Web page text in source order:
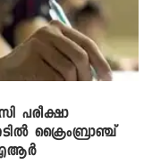
പരീക്ഷാ
ക്രൈംബ്രാഞ്ച്